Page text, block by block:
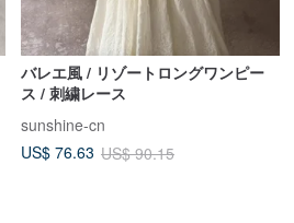
バレエ風 / リゾートロングワンピー
ス / 刺繍レース
sunshine-cn
US$ 76.63 US$ 90.15